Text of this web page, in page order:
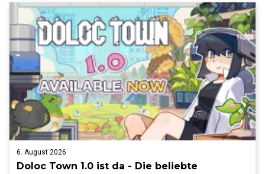
6. August 2026
Doloc Town 1.0 ist da - Die beliebte